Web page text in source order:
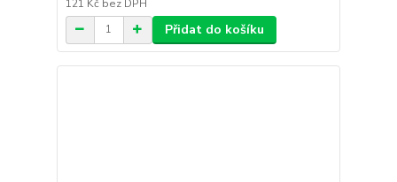
121 Kč bez DPH
Přidat do košíku